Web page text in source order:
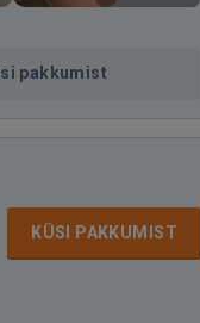
pakkumist
KÜSI PAKKUMIST